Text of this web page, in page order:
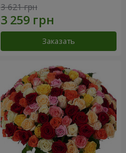
3 621 грн
Заказать